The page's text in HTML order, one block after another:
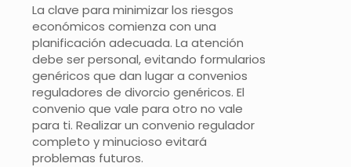
La clave para minimizar los riesgos
económicos comienza con una
planificación adecuada. La atención
debe ser personal, evitando formularios
genéricos que dan lugar a convenios
reguladores de divorcio genéricos. El
convenio que vale para otro no vale
para ti. Realizar un convenio regulador
completo y minucioso evitará
problemas futuros.